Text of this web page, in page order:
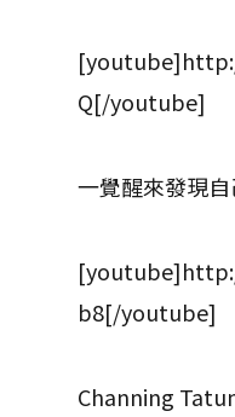
Q[/youtube]
一覺醒來發現
b8[/youtube]
Channing